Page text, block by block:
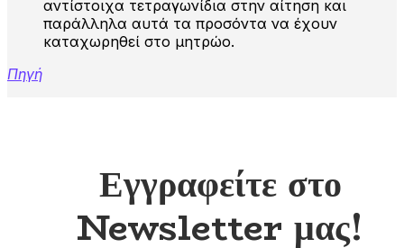
αντίστοιχα τετραγωνίδια στην αίτηση και
παράλληλα αυτά τα προσόντα να έχουν
καταχωρηθεί στο μητρώο.
Πηγή
Εγγραφείτε στο
Newsletter μας!